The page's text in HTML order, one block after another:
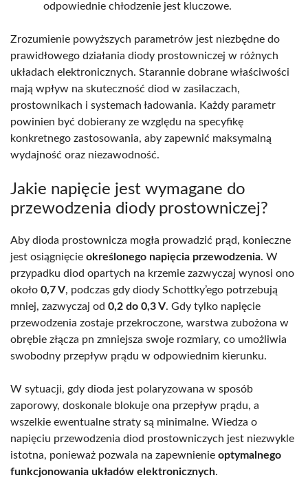
odpowiednie chłodzenie jest kluczowe.
Zrozumienie powyższych parametrów jest niezbędne do
prawidłowego działania diody prostowniczej w różnych
układach elektronicznych. Starannie dobrane właściwości
mają wpływ na skuteczność diod w zasilaczach,
prostownikach i systemach ładowania. Każdy parametr
powinien być dobierany ze względu na specyfikę
konkretnego zastosowania, aby zapewnić maksymalną
wydajność oraz niezawodność.
Jakie napięcie jest wymagane do
przewodzenia diody prostowniczej?
Aby dioda prostownicza mogła prowadzić prąd, konieczne
jest osiągnięcie określonego napięcia przewodzenia. W
przypadku diod opartych na krzemie zazwyczaj wynosi ono
około 0,7 V, podczas gdy diody Schottky’ego potrzebują
mniej, zazwyczaj od 0,2 do 0,3 V. Gdy tylko napięcie
przewodzenia zostaje przekroczone, warstwa zubożona w
obrębie złącza pn zmniejsza swoje rozmiary, co umożliwia
swobodny przepływ prądu w odpowiednim kierunku.
W sytuacji, gdy dioda jest polaryzowana w sposób
zaporowy, doskonale blokuje ona przepływ prądu, a
wszelkie ewentualne straty są minimalne. Wiedza o
napięciu przewodzenia diod prostowniczych jest niezwykle
istotna, ponieważ pozwala na zapewnienie optymalnego
funkcjonowania układów elektronicznych.